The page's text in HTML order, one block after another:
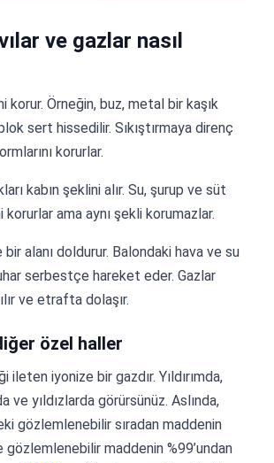
ve gazlar nasıl
korur. Örneğin, buz, metal bir kaşık
sert hissedilir. Sıkıştırmaya direnç
korurlar.
kabın şeklini alır. Su, şurup ve süt
korurlar ama aynı şekli korumazlar.
bir alanı doldurur. Balondaki hava ve su
serbestçe hareket eder. Gazlar
ve etrafta dolaşır.
özel haller
ileten iyonize bir gazdır. Yıldırımda,
ve yıldızlarda görürsünüz. Aslında,
gözlemlenebilir sıradan maddenin
gözlemlenebilir maddenin %99’undan